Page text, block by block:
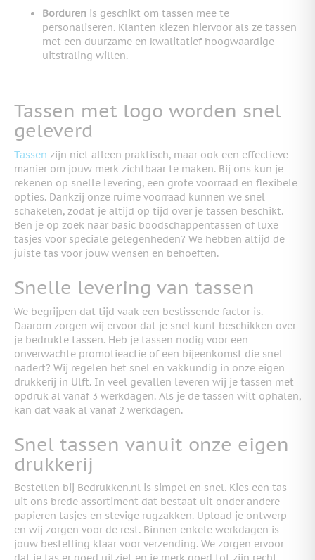
Borduren is geschikt om tassen mee te
personaliseren. Klanten kiezen hiervoor als ze tassen
met een duurzame en kwalitatief hoogwaardige
uitstraling willen.
Tassen met logo worden snel
geleverd
Tassen zijn niet alleen praktisch, maar ook een effectieve
manier om jouw merk zichtbaar te maken. Bij ons kun je
rekenen op snelle levering, een grote voorraad en flexibele
opties. Dankzij onze ruime voorraad kunnen we snel
schakelen, zodat je altijd op tijd over je tassen beschikt.
Ben je op zoek naar basic boodschappentassen of luxe
tasjes voor speciale gelegenheden? We hebben altijd de
juiste tas voor jouw wensen en behoeften.
Snelle levering van tassen
We begrijpen dat tijd vaak een beslissende factor is.
Daarom zorgen wij ervoor dat je snel kunt beschikken over
je bedrukte tassen. Heb je tassen nodig voor een
onverwachte promotieactie of een bijeenkomst die snel
nadert? Wij regelen het snel en vakkundig in onze eigen
drukkerij in Ulft. In veel gevallen leveren wij je tassen met
opdruk al vanaf 3 werkdagen. Als je de tassen wilt ophalen,
kan dat vaak al vanaf 2 werkdagen.
Snel tassen vanuit onze eigen
drukkerij
Bestellen bij Bedrukken.nl is simpel en snel. Kies een tas
uit ons brede assortiment dat bestaat uit onder andere
papieren tasjes en stevige rugzakken. Upload je ontwerp
en wij zorgen voor de rest. Binnen enkele werkdagen is
jouw bestelling klaar voor verzending. We zorgen ervoor